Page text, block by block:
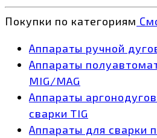
Покупки по категориям
Аппараты ручной
Аппараты
MIG/MAG
Аппараты
сварки TIG
Аппараты для сварки